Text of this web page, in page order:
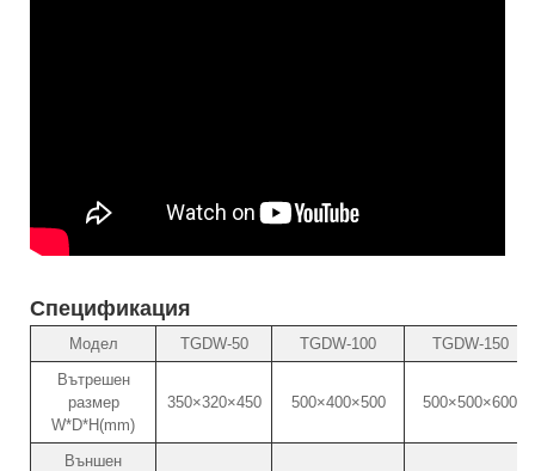
Спецификация
Модел TGDW-50 TGDW-100
TGDW-150
Вътрешен
размер
W*D*H(mm)
350×320×450 500×400×500 500×500×600
Външен